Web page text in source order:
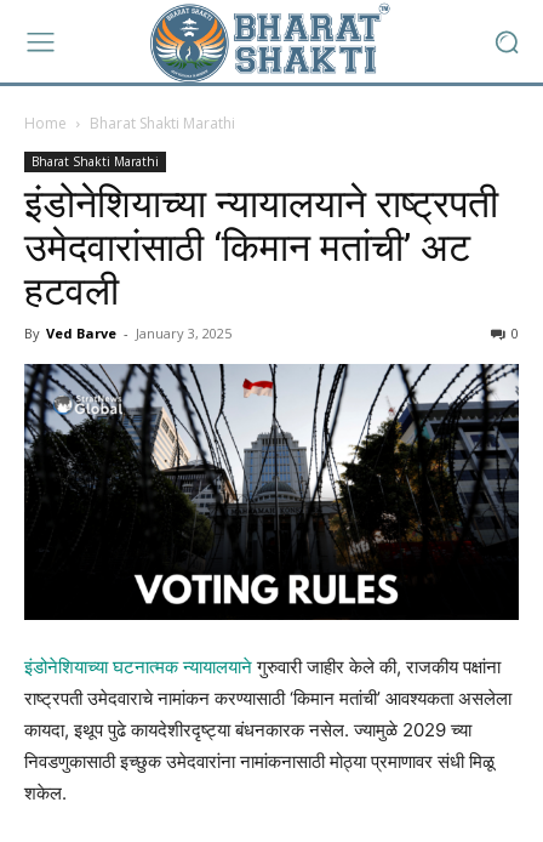
Home Bharat Shakti Marathi
Bharat Shakti Marathi
इंडोनेशियाच्या न्यायालयाने राष्ट्रपती
उमेदवारांसाठी ‘किमान मतांची’ अट
हटवली
By Ved Barve - January 3, 2025 0
इंडोनेशियाच्या घटनात्मक न्यायालयानेगुरुवारी जाहीर केले की, राजकीय पक्षांना
राष्ट्रपती उमेदवाराचे नामांकन करण्यासाठी ‘किमान मतांची’ आवश्यकता असलेला
कायदा, इथूप पुढे कायदेशीरदृष्ट्या बंधनकारक नसेल. ज्यामुळे 2029 च्या
निवडणुकासाठी इच्छुक उमेदवारांना नामांकनासाठी मोठ्या प्रमाणावर संधी मिळू
शकेल.